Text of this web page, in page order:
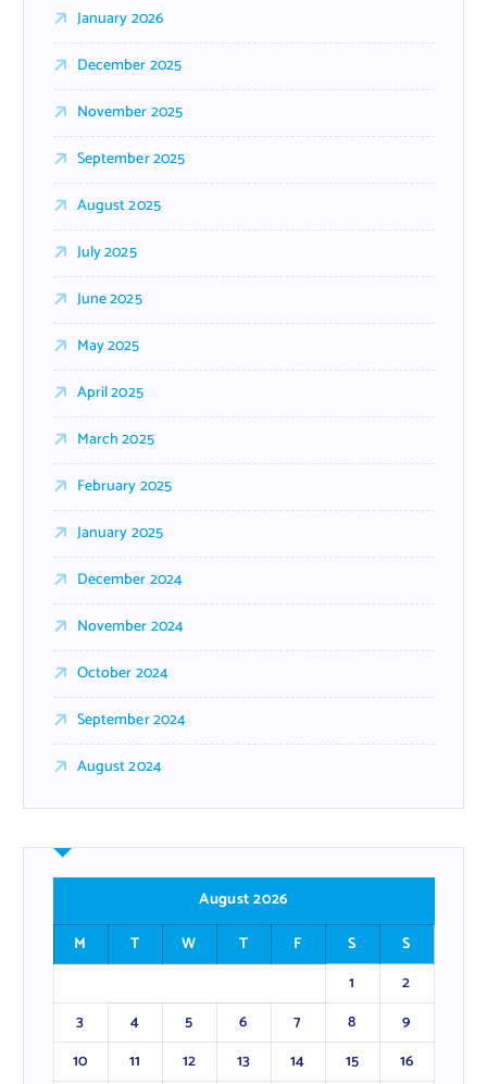
January 2026
December 2025
November 2025
September 2025
August 2025
July 2025
June 2025
May 2025
April 2025
March 2025
February 2025
January 2025
December 2024
November 2024
October 2024
September 2024
August 2024
August 2026
M
T W T F S
S
1
2
3
4 5 6 7 8
9
10
11 12 13 14 15
16